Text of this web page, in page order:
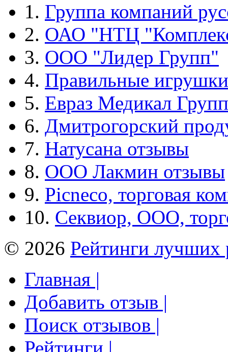
1. Группа компаний
2. ОАО "НТЦ
3. ООО "Лидер Групп"
4. Правильные игрушки
5. Евраз Медикал Групп
6. Дмитрогорский
7. Натусана отзывы
8. ООО Лакмин отзывы
9. Picneco, торговая
10. Секвиор, ООО,
© 2026 Рейтинги лучших
Главная |
Добавить отзыв |
Поиск отзывов |